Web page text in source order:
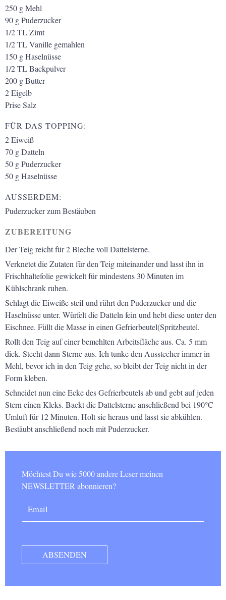
250 gMehl
90 gPuderzucker
1/2TLZimt
1/2TLVanille gemahlen
150 gHaselnüsse
1/2TLBackpulver
200 gButter
2Eigelb
Prise Salz
FÜR DAS TOPPING:
2Eiweiß
70 gDatteln
50 gPuderzucker
50 gHaselnüsse
AUSSERDEM:
Puderzucker zum Bestäuben
ZUBEREITUNG
Der Teig reicht für 2 Bleche voll Dattelsterne.
Verknetet die Zutaten für den Teig miteinander und lasst ihn in
Frischhaltefolie gewickelt für mindestens 30 Minuten im
Kühlschrank ruhen.
Schlagt die Eiweiße steif und rührt den Puderzucker und die
Haselnüsse unter. Würfelt die Datteln fein und hebt diese unter den
Eischnee. Füllt die Masse in einen Gefrierbeutel(Spritzbeutel.
Rollt den Teig auf einer bemehlten Arbeitsfläche aus. Ca. 5 mm
dick. Stecht dann Sterne aus. Ich tunke den Ausstecher immer in
Mehl, bevor ich in den Teig gehe, so bleibt der Teig nicht in der
Form kleben.
Schneidet nun eine Ecke des Gefrierbeutels ab und gebt auf jeden
Stern einen Kleks. Backt die Dattelsterne anschließend bei 190°C
Umluft für 12 Minuten. Holt sie heraus und lasst sie abkühlen.
Bestäubt anschließend noch mit Puderzucker.
Möchtest Du wie 5000 andere Leser meinen
NEWSLETTER abonnieren?